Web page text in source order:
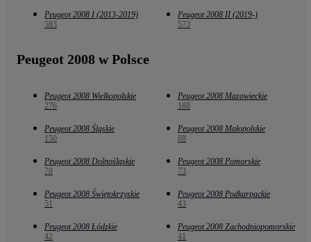
Peugeot 2008 I (2013-2019)
583
Peugeot 2008 II (2019-)
573
Peugeot 2008 w Polsce
Peugeot 2008 Wielkopolskie
276
Peugeot 2008 Mazowieckie
188
Peugeot 2008 Śląskie
150
Peugeot 2008 Małopolskie
88
Peugeot 2008 Dolnośląskie
78
Peugeot 2008 Pomorskie
73
Peugeot 2008 Świętokrzyskie
51
Peugeot 2008 Podkarpackie
43
Peugeot 2008 Łódzkie
42
Peugeot 2008 Zachodniopomorskie
41